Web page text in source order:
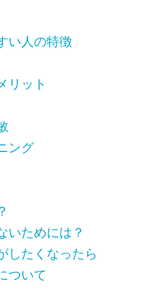
い人の特徴
リット
ング
いためには？
したくなったら
ついて